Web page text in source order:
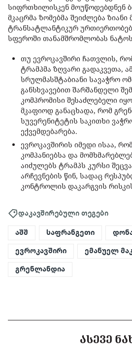
სიფრთხილისკენ მოუწოდებდნენ
მკაცრმა ზომებმა შეიძლება ზიანი
ტრანსატლანტიკურ
სფეროში თანამშრომლობას
თუ ევროკავშირი ჩათვლის,
ტრამპმა ზღვარი გადაკვეთა,
სრულმასშტაბიანი სავაჭრო
განსხვავებით შარშანდელი
კომპრომისი შესაძლებელი
მკაფიოდ განაცხადა, რომ
სუვერენიტეტის საკითხი
ექვემდებარება.
ევროკავშირის იმედი ისაა,
კომპანიებსა და
აიძულებს ტრამპს კურსი
არჩევნების წინ, სადაც
კონტროლის დაკარგვის
დაკავშირებული თეგები
აშშ საფრანგეთი
ევროკავშირი ემანუელ
გრენლანდია
ᲐᲡᲔᲕᲔ